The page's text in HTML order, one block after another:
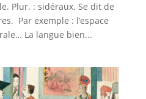
Plur. : sidéraux. Se dit de
Par exemple : l’espace
La langue bien...